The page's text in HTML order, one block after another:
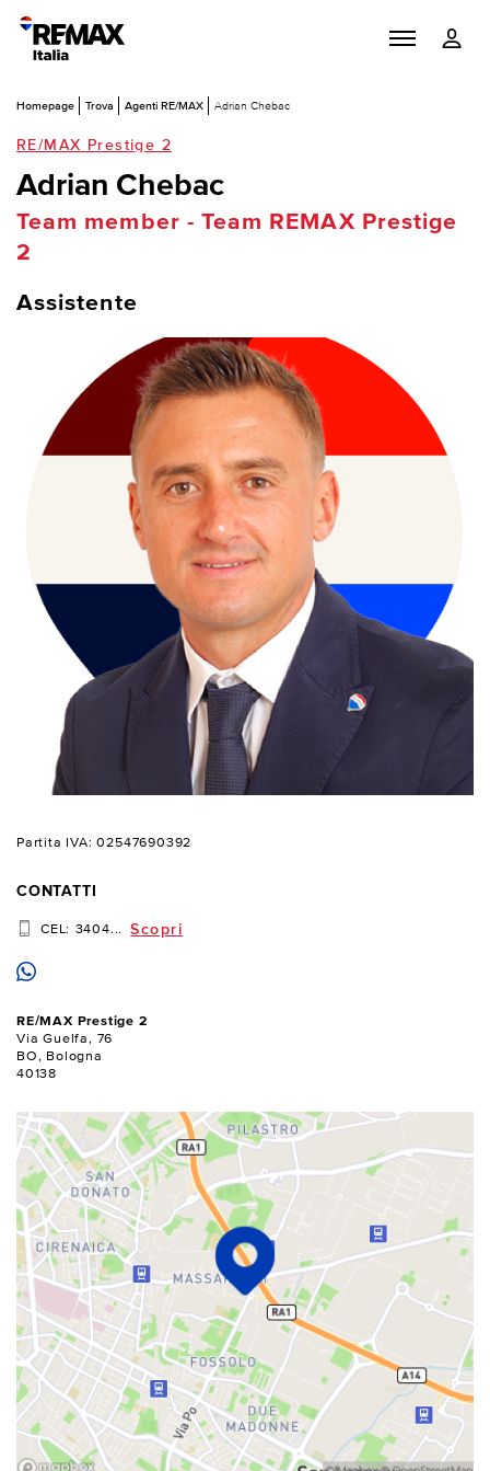
Homepage Trova Agenti RE/MAX Adrian Chebac
RE/MAX Prestige 2
Adrian Chebac
Team member - Team REMAX Prestige
2
Assistente
Partita IVA: 02547690392
CONTATTI
CEL: 3404... Scopri
RE/MAX Prestige 2
Via Guelfa, 76
BO, Bologna
40138